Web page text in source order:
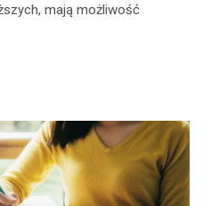
mają możliwość